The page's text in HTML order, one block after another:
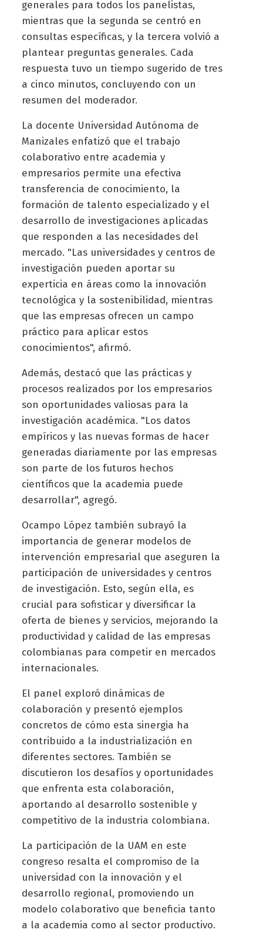
generales para todos los panelistas,
mientras que la segunda se centró en
consultas específicas, y la tercera volvió a
plantear preguntas generales. Cada
respuesta tuvo un tiempo sugerido de tres
a cinco minutos, concluyendo con un
resumen del moderador.
La docente Universidad Autónoma de
Manizales enfatizó que el trabajo
colaborativo entre academia y
empresarios permite una efectiva
transferencia de conocimiento, la
formación de talento especializado y el
desarrollo de investigaciones aplicadas
que responden a las necesidades del
mercado. "Las universidades y centros de
investigación pueden aportar su
experticia en áreas como la innovación
tecnológica y la sostenibilidad, mientras
que las empresas ofrecen un campo
práctico para aplicar estos
conocimientos", afirmó.
Además, destacó que las prácticas y
procesos realizados por los empresarios
son oportunidades valiosas para la
investigación académica. "Los datos
empíricos y las nuevas formas de hacer
generadas diariamente por las empresas
son parte de los futuros hechos
científicos que la academia puede
desarrollar", agregó.
Ocampo López también subrayó la
importancia de generar modelos de
intervención empresarial que aseguren la
participación de universidades y centros
de investigación. Esto, según ella, es
crucial para sofisticar y diversificar la
oferta de bienes y servicios, mejorando la
productividad y calidad de las empresas
colombianas para competir en mercados
internacionales.
El panel exploró dinámicas de
colaboración y presentó ejemplos
concretos de cómo esta sinergia ha
contribuido a la industrialización en
diferentes sectores. También se
discutieron los desafíos y oportunidades
que enfrenta esta colaboración,
aportando al desarrollo sostenible y
competitivo de la industria colombiana.
La participación de la UAM en este
congreso resalta el compromiso de la
universidad con la innovación y el
desarrollo regional, promoviendo un
modelo colaborativo que beneficia tanto
a la academia como al sector productivo.